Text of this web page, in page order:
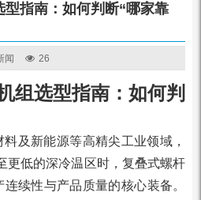
指南：如何判断“哪家靠
闻 26
组选型指南：如何判
及新能源等高精尖工业领域，
更低的深冷温区时，复叠式螺杆
续性与产品质量的核心装备。